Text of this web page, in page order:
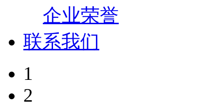
企业荣誉
联系我们
1
2